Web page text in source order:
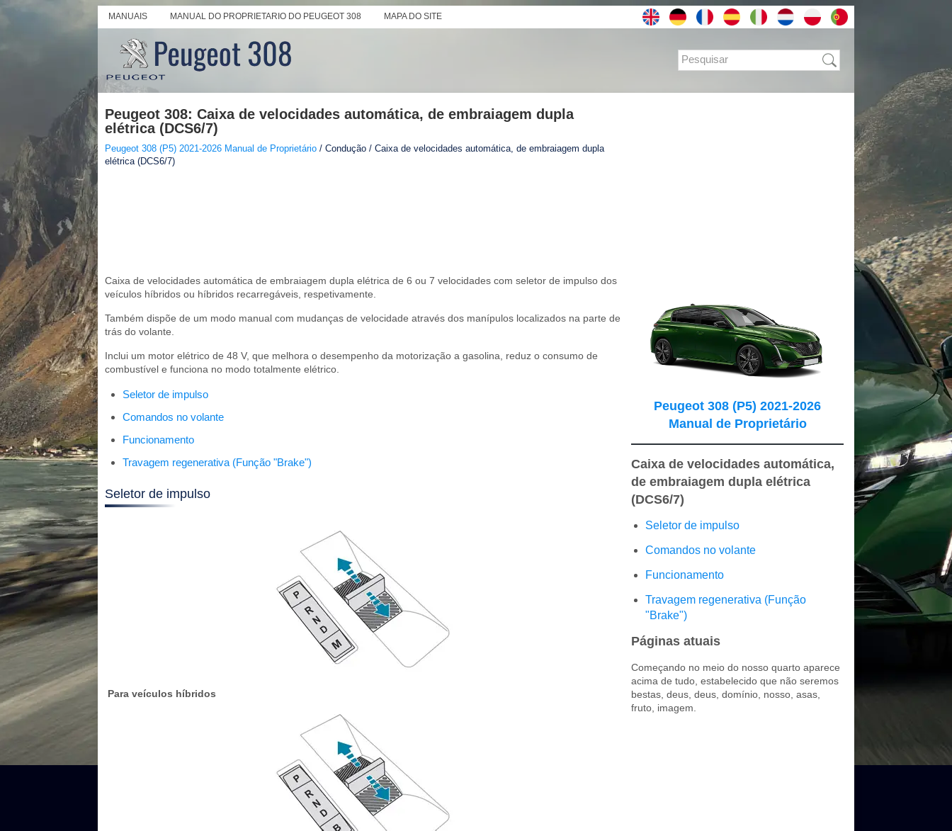
MANUAIS MANUAL DO PROPRIETARIO DO PEUGEOT 308 MAPA DO SITE
Peugeot 308: Caixa de velocidades automática, de embraiagem dupla
elétrica (DCS6/7)
Peugeot 308 (P5) 2021-2026 Manual de Proprietário / Condução / Caixa de velocidades automática, de embraiagem dupla
elétrica (DCS6/7)
Caixa de velocidades automática de embraiagem dupla elétrica de 6 ou 7 velocidades com seletor de impulso dos
veículos híbridos ou híbridos recarregáveis, respetivamente.
Também dispõe de um modo manual com mudanças de velocidade através dos manípulos localizados na parte de
trás do volante.
Inclui um motor elétrico de 48 V, que melhora o desempenho da motorização a gasolina, reduz o consumo de
combustível e funciona no modo totalmente elétrico.
Seletor de impulso
Comandos no volante
Funcionamento
Travagem regenerativa (Função "Brake")
Seletor de impulso
Para veículos híbridos
Peugeot 308 (P5) 2021-2026
Manual de Proprietário
Caixa de velocidades automática,
de embraiagem dupla elétrica
(DCS6/7)
Seletor de impulso
Comandos no volante
Funcionamento
Travagem regenerativa (Função
"Brake")
Páginas atuais
Começando no meio do nosso quarto aparece
acima de tudo, estabelecido que não seremos
bestas, deus, deus, domínio, nosso, asas,
fruto, imagem.